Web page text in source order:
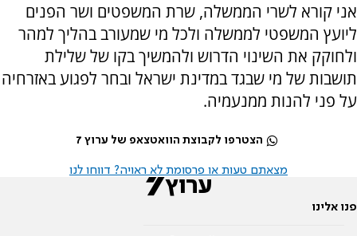
אני קורא לשרי הממשלה, שרת המשפטים ושר הפנים
ליועץ המשפטי לממשלה ולכל מי שמעורב בהליך למהר
ולחוקק את השינוי הדרוש ולהמשיך בקו של שלילת
תושבות של מי שבגד במדינת ישראל ובחר לפגוע באזרחיה
על פני להנות ממנעמיה.
הצטרפו לקבוצת הוואטצאפ של ערוץ 7
מצאתם טעות או פרסומת לא ראויה? דווחו לנו
פנו אלינו